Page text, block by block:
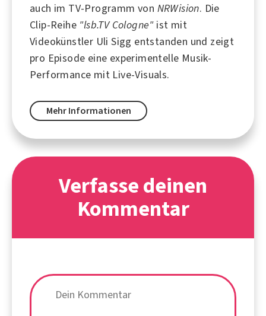
auch im TV-Programm von NRWision. Die
Clip-Reihe "lsb.TV Cologne"ist mit
Videokünstler Uli Sigg entstanden und zeigt
pro Episode eine experimentelle Musik-
Performance mit Live-Visuals.
Mehr Informationen
Verfasse deinen
Kommentar